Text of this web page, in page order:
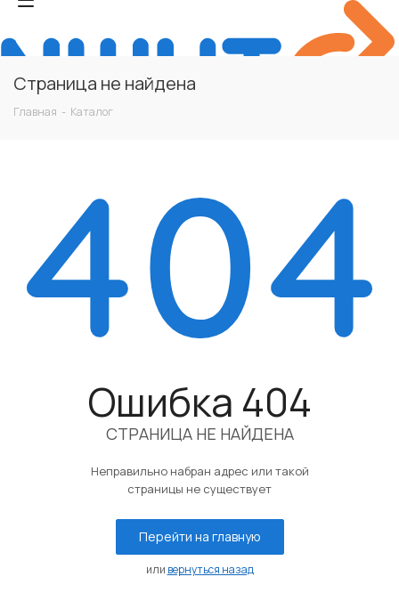
Страница не найдена
Главная - Каталог
Ошибка 404
СТРАНИЦА НЕ НАЙДЕНА
Неправильно набран адрес или такой
страницы не существует
Перейти на главную
или вернуться назад